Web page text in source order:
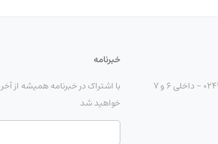
خبرنامه
با اشتراک در خبرنامه همیشه از
خواهید شد